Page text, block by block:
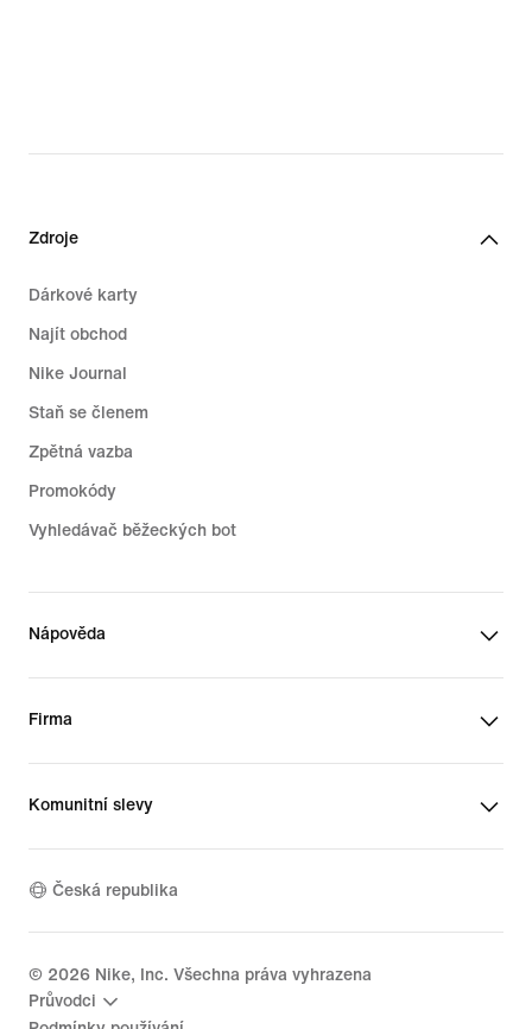
Zdroje
Dárkové karty
Najít obchod
Nike Journal
Staň se členem
Zpětná vazba
Promokódy
Vyhledávač běžeckých bot
Nápověda
Firma
Komunitní slevy
Česká republika
© 2026 Nike, Inc. Všechna práva vyhrazena
Průvodci